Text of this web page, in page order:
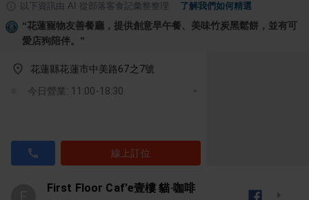
以下資訊由 AI 從部落客食記彙整整理 了解我們如何精選
“花蓮寵物友善餐廳，提供創意早午餐、美味竹炭黑鬆餅，並有可
愛店狗陪伴。 ”
花蓮縣花蓮市中美路67之7號
今日營業: 11:00-18:30
線上訂位
First Floor Caf'e壹樓 貓·咖啡